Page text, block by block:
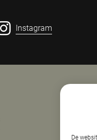
Instagram
E.
De